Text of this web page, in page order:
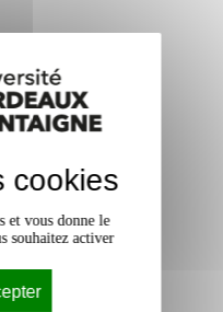
cookies
et vous donne le
souhaitez activer